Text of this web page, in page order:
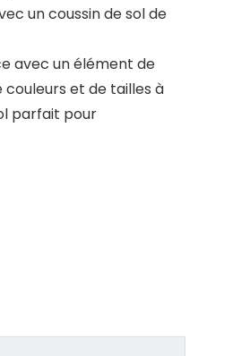
un coussin de sol de
avec un élément de
et de tailles à
parfait pour